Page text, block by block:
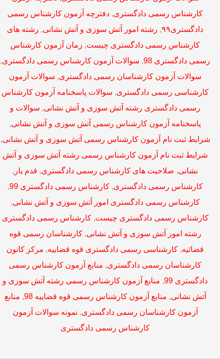
کارشناس رسمی دادگستری, دفترچه آزمون کارشناس رسمی
دادگستری۹۹
, رشته امور آتش سوزی و آتش نشانی, رشته های
کارشناس رسمی دادگستری چیست, زمان آزمون کارشناس
رسمی دادگستری 98
, سوالات آزمون کارشناس رسمی دادگستری,
سوالات آزمون کارشناسان رسمی دادگستری, سوالات آزمون
کارشناسی رسمی دادگستری, سوالات پاسخنامه آزمون کارشناس
رسمی دادگستری رشته آتش سوزی و آتش نشانی, سوالات و
پاسخنامه آزمون کارشناس رسمی آتش سوزی و آتش نشانی,
شرایط ثبت نام آزمون کارشناس رسمی آتش سوزی و آتش نشانی,
شرایط ثبت نام آزمون کارشناس رسمی رشته آتش سوزی و آتش
نشانی, صلاحیت های کارشناس رسمی دادگستری, قدم یار ,
کارشناس رسمی دادگستری, کارشناس رسمی دادگستری 99
,
کارشناس رسمی دادگستری امور آتش سوزی و آتش نشانی,
کارشناس رسمی دادگستری چیست,کارشناس رسمی دادگستری
رشته امور آتش سوزی و آتش نشانی,کارشناسان رسمی قوه
قضائیه, کارشناسی رسمی دادگستری قوه قضاییه, مرکز کانون
کارشناسان رسمی دادگستری, منابع آزمون کارشناس رسمی
دادگستری 99
, منابع آزمون کارشناس رسمی رشته آتش سوزی و
آتش نشانی, منابع آزمون کارشناس رسمی قوه قضاییه 98 , منابع
آزمون کارشناسان رسمی دادگستری, نمونه سوالات آزمون
کارشناس رسمی دادگستری